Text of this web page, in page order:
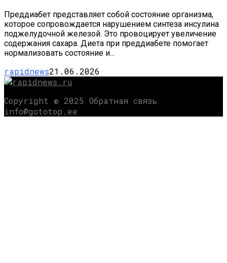
Преддиабет представляет собой состояние организма,
которое сопровождается нарушением синтеза инсулина
поджелудочной железой. Это провоцирует увеличение
содержания сахара. Диета при преддиабете помогает
нормализовать состояние и...
rapidnews21.06.2026
Copyright © 2025 Обратная связь
info@gototop.ee